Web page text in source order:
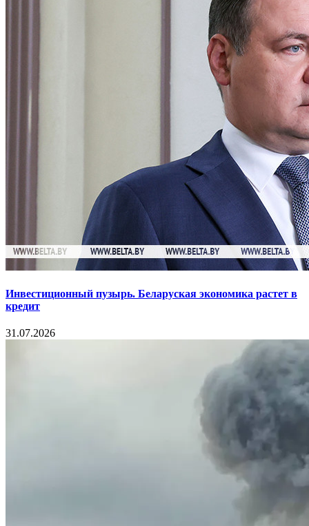
Инвестиционный пузырь. Беларуская экономика растет в
кредит
31.07.2026